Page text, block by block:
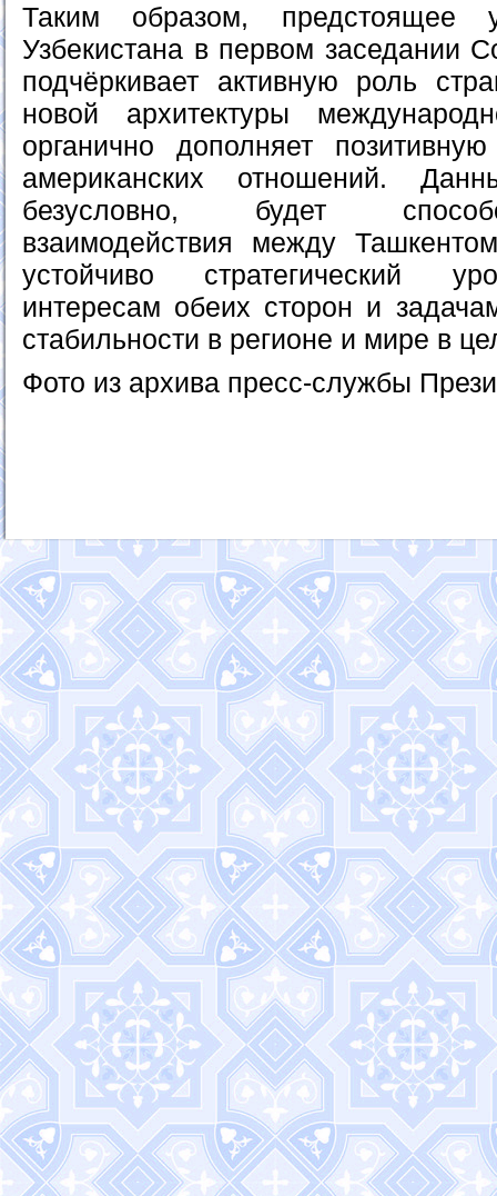
Таким образом, предстоящее
Узбекистана в первом заседании
подчёркивает активную роль
новой архитектуры
органично дополняет
американских отношений.
безусловно, будет
взаимодействия между
устойчиво стратегический
интересам обеих сторон и
стабильности в регионе и мире в
Фото из архива пресс-службы